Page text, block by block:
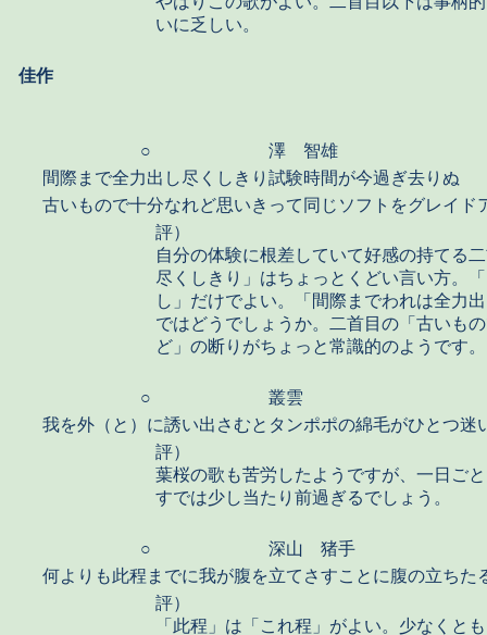
いに乏しい。
佳作
○
澤 智雄
間際まで全力出し尽くしきり試験時間が今過ぎ去りぬ
古いもので十分なれど思いきって同じソフトをグレイド
評）
自分の体験に根差していて好感の持てる
尽くしきり」はちょっとくどい言い方。
し」だけでよい。「間際までわれは全力
ではどうでしょうか。二首目の「古いも
ど」の断りがちょっと常識的のようです。
○
叢雲
我を外（と）に誘い出さむとタンポポの綿毛がひとつ迷
評）
葉桜の歌も苦労したようですが、一日ご
すでは少し当たり前過ぎるでしょう。
○
深山 猪手
何よりも此程までに我が腹を立てさすことに腹の立ちた
評）
「此程」は「これ程」がよい。少なくと